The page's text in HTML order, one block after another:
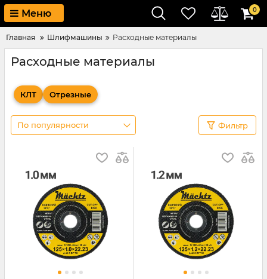
Меню 0
Главная Шлифмашины Расходные материалы
Расходные материалы
КЛТ Отрезные
По популярности Фильтр